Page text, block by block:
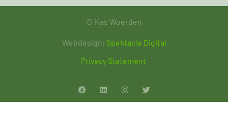
© Kas Woerden
Webdesign: Spektacle Digital
Privacy Statement